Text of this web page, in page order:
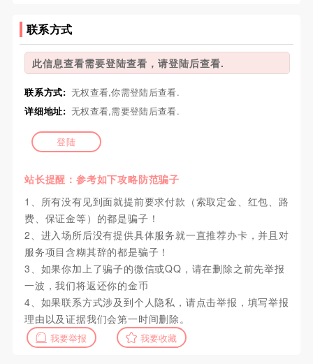
联系方式
此信息查看需要登陆查看，请登陆后查看.
联系方式: 无权查看,你需登陆后查看.
详细地址: 无权查看,需要登陆后查看.
登陆
站长提醒：参考如下攻略防范骗子
1、所有没有见到面就提前要求付款（索取定金、红包、路
费、保证金等）的都是骗子！
2、进入场所后没有提供具体服务就一直推荐办卡，并且对
服务项目含糊其辞的都是骗子！
3、如果你加上了骗子的微信或QQ，请在删除之前先举报
一波，我们将返还你的金币
4、如果联系方式涉及到个人隐私，请点击举报，填写举报
理由以及证据我们会第一时间删除。
我要举报 我要收藏